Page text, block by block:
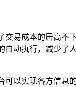
易成本的居高不
动执行，减少了
以实现各方信息